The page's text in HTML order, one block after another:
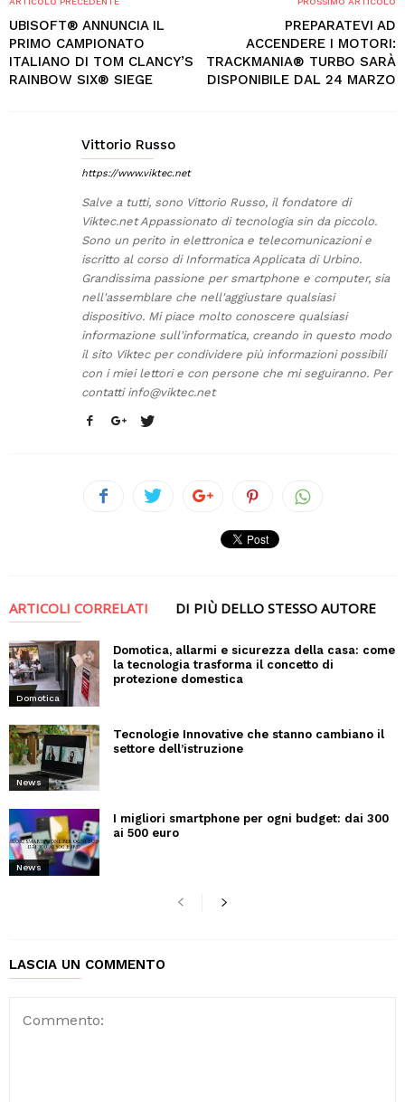
UBISOFT® ANNUNCIA IL
PRIMO CAMPIONATO
ITALIANO DI TOM CLANCY’S
RAINBOW SIX® SIEGE
PREPARATEVI AD
ACCENDERE I MOTORI:
TRACKMANIA® TURBO SARÀ
DISPONIBILE DAL 24 MARZO
Vittorio Russo
https://www.viktec.net
Salve a tutti, sono Vittorio Russo, il fondatore di
Viktec.net Appassionato di tecnologia sin da piccolo.
Sono un perito in elettronica e telecomunicazioni e
iscritto al corso di Informatica Applicata di Urbino.
Grandissima passione per smartphone e computer, sia
nell'assemblare che nell'aggiustare qualsiasi
dispositivo. Mi piace molto conoscere qualsiasi
informazione sull'informatica, creando in questo modo
il sito Viktec per condividere più informazioni possibili
con i miei lettori e con persone che mi seguiranno. Per
contatti info@viktec.net
ARTICOLI CORRELATI DI PIÙ DELLO STESSO AUTORE
Domotica
Domotica, allarmi e sicurezza della casa: come
la tecnologia trasforma il concetto di
protezione domestica
News
Tecnologie Innovative che stanno cambiano il
settore dell’istruzione
News
I migliori smartphone per ogni budget: dai 300
ai 500 euro
LASCIA UN COMMENTO